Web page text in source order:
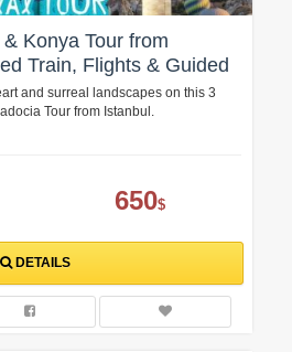
Konya Tour from
Train, Flights & Guided
and surreal landscapes on this 3
Tour from Istanbul.
650$
DETAILS